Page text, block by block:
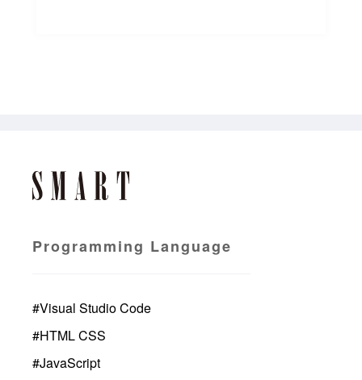
Programming Language
#Visual Studio Code
#HTML CSS
#JavaScript